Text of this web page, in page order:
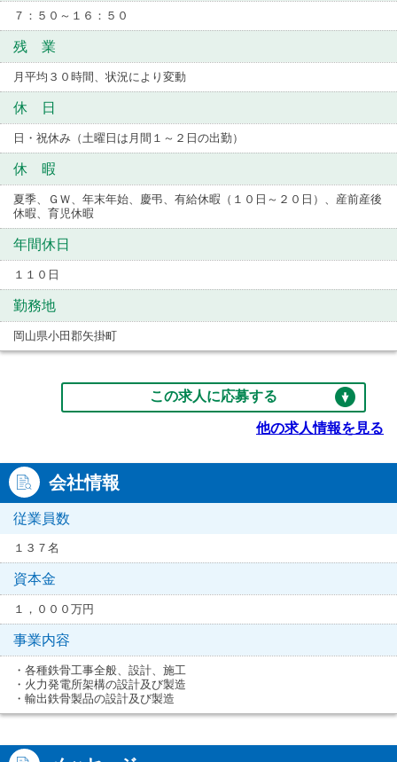
７：５０～１６：５０
残 業
月平均３０時間、状況により変動
休 日
日・祝休み（土曜日は月間１～２日の出勤）
休 暇
夏季、ＧＷ、年末年始、慶弔、有給休暇（１０日～２０日）、産前産後
休暇、育児休暇
年間休日
１１０日
勤務地
岡山県小田郡矢掛町
この求人に応募する
他の求人情報を見る
会社情報
従業員数
１３７名
資本金
１，０００万円
事業内容
・各種鉄骨工事全般、設計、施工
・火力発電所架構の設計及び製造
・輸出鉄骨製品の設計及び製造